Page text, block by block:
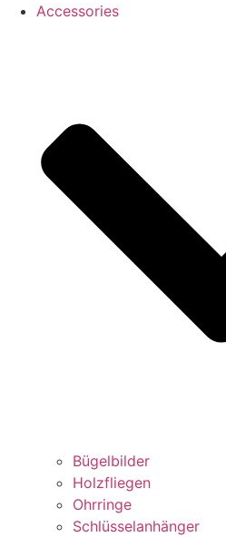
Accessories
Bügelbilder
Holzfliegen
Ohrringe
Schlüsselanhänger